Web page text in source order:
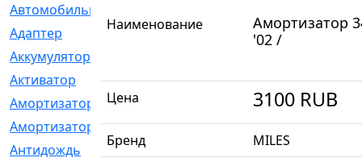
Автомобильный
Адаптер
[3]
Аккумулятор
Активатор
[1]
Амортизатор
Амортизаторы
[21]
Антидождь
Наименование
Амортизатор
'02 /
Цена 3100 RUB
Бренд
MILES